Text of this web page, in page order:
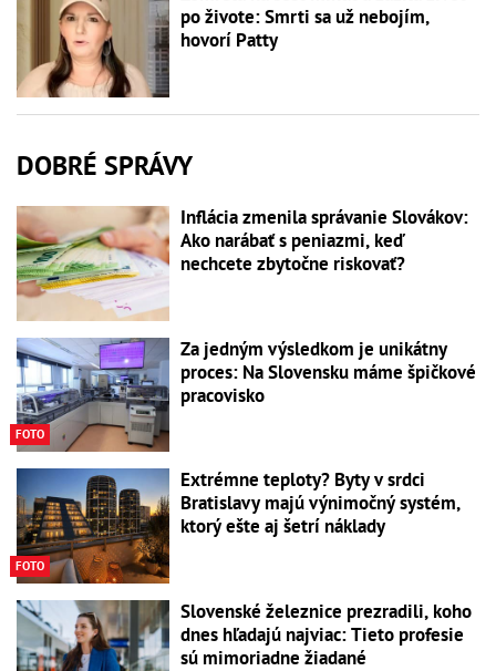
po živote: Smrti sa už nebojím,
hovorí Patty
DOBRÉ SPRÁVY
Inflácia zmenila správanie Slovákov:
Ako narábať s peniazmi, keď
nechcete zbytočne riskovať?
FOTO
Za jedným výsledkom je unikátny
proces: Na Slovensku máme špičkové
pracovisko
FOTO
Extrémne teploty? Byty v srdci
Bratislavy majú výnimočný systém,
ktorý ešte aj šetrí náklady
Slovenské železnice prezradili, koho
dnes hľadajú najviac: Tieto profesie
sú mimoriadne žiadané